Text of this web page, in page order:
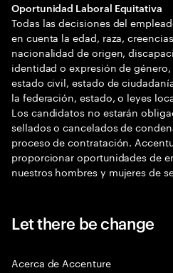
Oportunidad Laboral Equitativa
Todas las decisiones del
en cuenta la edad, raza,
nacionalidad de origen,
identidad o expresión de
estado civil, estado de
la federación, estado, o leyes
Los candidatos no estarán
sellados o cancelados de
proceso de contratación.
proporcionar oportunidades de
nuestros hombres y mujeres de
Let there be change
Acerca de Accenture